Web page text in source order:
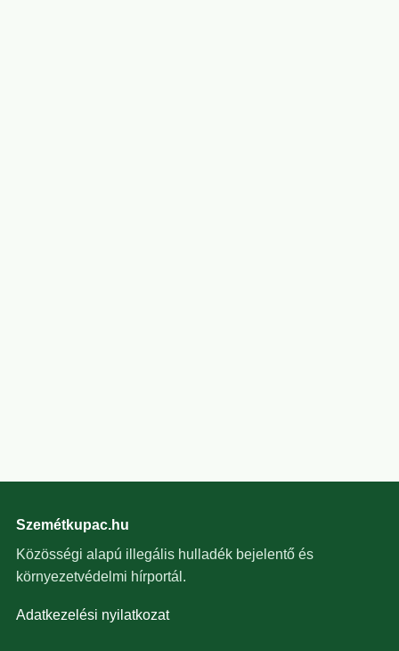
Szemétkupac.hu
Közösségi alapú illegális hulladék bejelentő és
környezetvédelmi hírportál.
Adatkezelési nyilatkozat